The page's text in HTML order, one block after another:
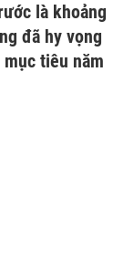
là khoảng
đã hy vọng
tiêu năm